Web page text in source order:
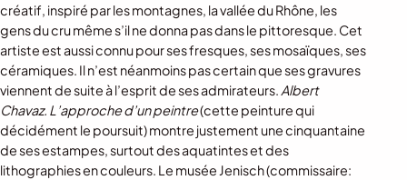
créatif, inspiré par les montagnes, la vallée du Rhône, les
gens du cru même s’il ne donna pas dans le pittoresque. Cet
artiste est aussi connu pour ses fresques, ses mosaïques, ses
céramiques. Il n’est néanmoins pas certain que ses gravures
viennent de suite à l’esprit de ses admirateurs. Albert
Chavaz. L’approche d’un peintre(cette peinture qui
décidément le poursuit) montre justement une cinquantaine
de ses estampes, surtout des aquatintes et des
lithographies en couleurs. Le musée Jenisch (commissaire: